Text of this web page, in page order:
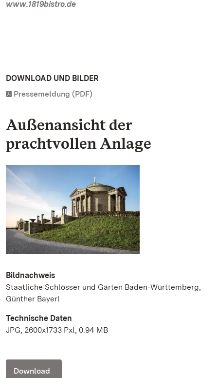
www.1819bistro.de
DOWNLOAD UND BILDER
Pressemeldung (PDF)
Außenansicht der
prachtvollen Anlage
Bildnachweis
Staatliche Schlösser und Gärten Baden-Württemberg,
Günther Bayerl
Technische Daten
JPG, 2600x1733 Pxl, 0.94 MB
Download